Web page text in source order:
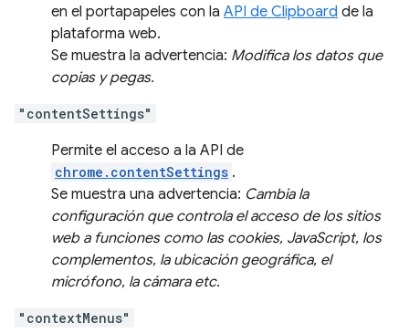
en el portapapeles con la API de Clipboard de la
plataforma web.
Se muestra la advertencia: Modifica los datos que
copias y pegas.
"contentSettings"
Permite el acceso a la API de
chrome.contentSettings .
Se muestra una advertencia: Cambia la
configuración que controla el acceso de los sitios
web a funciones como las cookies, JavaScript, los
complementos, la ubicación geográfica, el
micrófono, la cámara etc.
"contextMenus"